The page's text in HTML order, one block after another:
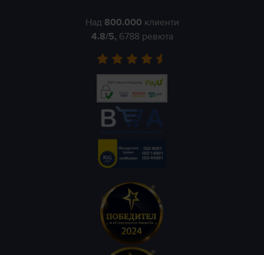
Над 800.000 клиенти
4.8/5, 6788 ревюта